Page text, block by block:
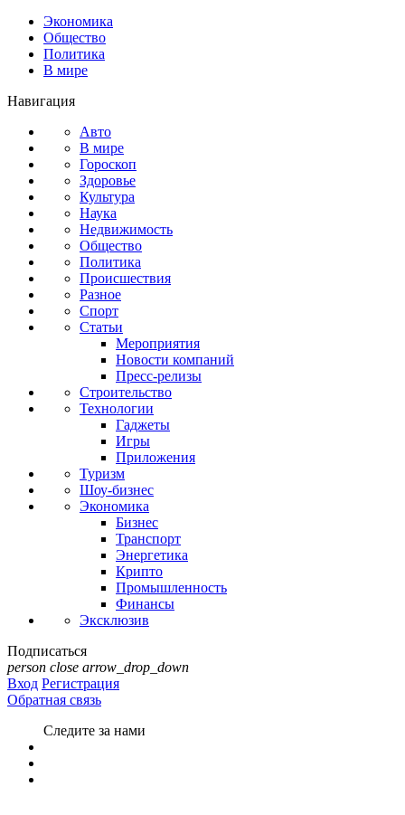
Экономика
Общество
Политика
В мире
Навигация
Авто
В мире
Гороскоп
Здоровье
Культура
Наука
Недвижимость
Общество
Политика
Происшествия
Разное
Спорт
Статьи
Мероприятия
Новости компаний
Пресс-релизы
Строительство
Технологии
Гаджеты
Игры
Приложения
Туризм
Шоу-бизнес
Экономика
Бизнес
Транспорт
Энергетика
Крипто
Промышленность
Финансы
Эксклюзив
Подписаться
person close arrow_drop_down
Вход Регистрация
Обратная связь
Следите за нами